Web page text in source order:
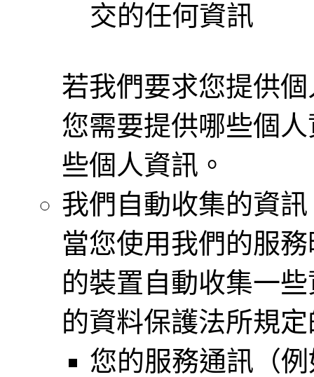
交的任何資訊
若我們要求您提供
您需要提供哪些個
些個人資訊。
我們自動收集的資訊
當您使用我們的服
的裝置自動收集一
的資料保護法所規
您的服務通訊（